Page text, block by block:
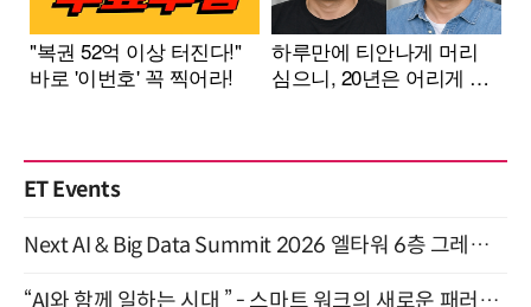
ET Events
Next AI & Big Data Summit 2026 엘타워 6층 그레이스홀 개최 (9/18)
“AI와 함께 일하는 시대 ” - 스마트 워크의 새로운 패러다임 (9/11)